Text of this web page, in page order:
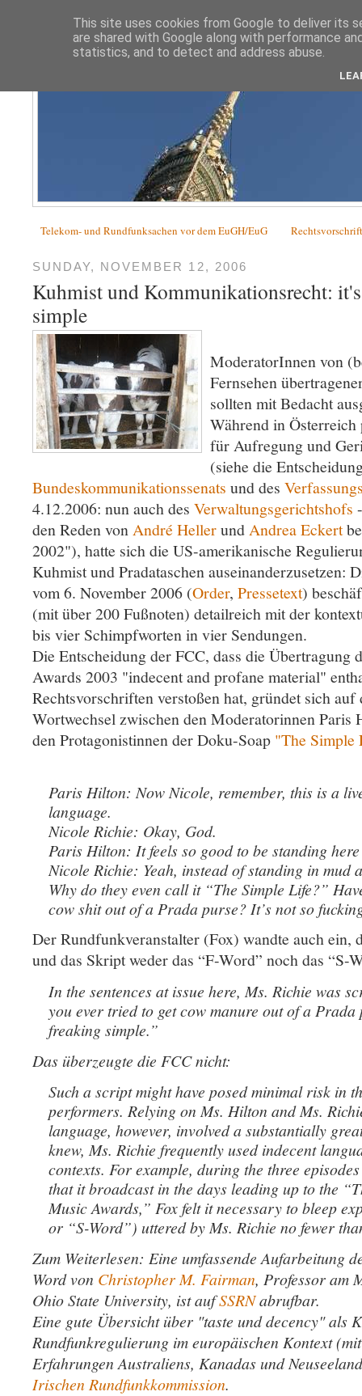
Telekom- und Rundfunksachen vor dem EuGH/EuG
SUNDAY, NOVEMBER 12, 2006
Kuhmist und Kommunikationsrecht:
simple
ModeratorInnen von
Fernsehen
sollten mit Bedacht
Während in
für Aufregung und
(siehe die
Bundeskommunikationssenats und des
4.12.2006: nun auch des Verwaltungsgerichtshofs
den Reden vonAndré HellerundAndrea Eckert
2002"), hatte sich die US-amerikanische
Kuhmist und Pradataschen auseinanderzusetzen:
vom 6. November 2006 (Order, Pressetext)
(mit über 200 Fußnoten) detailreich mit der
bis vier Schimpfworten in vier Sendungen.
Die Entscheidung der FCC, dass die Übertragung
Awards 2003 "indecent and profane material"
Rechtsvorschriften verstoßen hat, gründet sich auf
Wortwechsel zwischen den Moderatorinnen
den Protagonistinnen der Doku-Soap "The Simple
Paris Hilton: Now Nicole, remember, this is a
language.
Nicole Richie: Okay, God.
Paris Hilton: It feels so good to be standing
Nicole Richie: Yeah, instead of standing in mud
Why do they even call it “The Simple Life?”
cow shit out of a Prada purse? It’s not so
Der Rundfunkveranstalter (Fox) wandte auch ein,
und das Skript weder das “F-Word” noch das “S-
In the sentences at issue here, Ms. Richie was
you ever tried to get cow manure out of a Prada
freaking simple.”
Das überzeugte die FCC nicht:
Such a script might have posed minimal risk in
performers. Relying on Ms. Hilton and Ms.
language, however, involved a substantially
knew, Ms. Richie frequently used indecent
contexts. For example, during the three
that it broadcast in the days leading up to the
Music Awards,” Fox felt it necessary to bleep
or “S-Word”) uttered by Ms. Richie no fewer
Zum Weiterlesen: Eine umfassende Aufarbeitung
Word von Christopher M. Fairman, Professor am
Ohio State University, ist aufSSRNabrufbar.
Eine gute Übersicht über "taste und decency" als
Rundfunkregulierung im europäischen Kontext
Erfahrungen Australiens, Kanadas und
Irischen Rundfunkkommission.
This site uses cookies from Google to deliver its
are shared with Google along with performance
statistics, and to detect and address abuse.